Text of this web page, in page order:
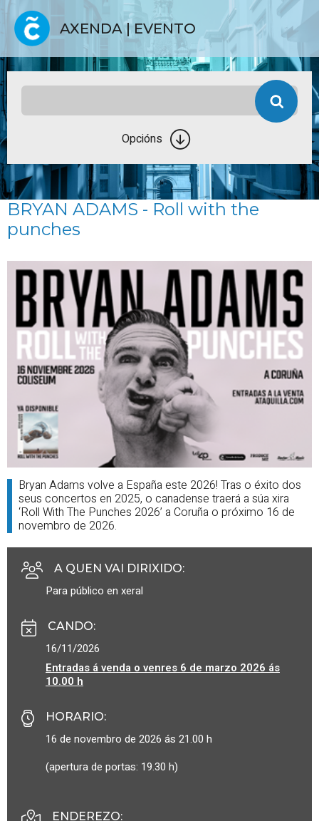
AXENDA | EVENTO
Opcións
BRYAN ADAMS - Roll with the
punches
Bryan Adams volve a España este 2026! Tras o éxito dos
seus concertos en 2025, o canadense traerá a súa xira
‘Roll With The Punches 2026’ a Coruña o próximo 16 de
novembro de 2026.
A QUEN VAI DIRIXIDO:
Para público en xeral
CANDO:
16/11/2026
Entradas á venda o venres 6 de marzo 2026 ás
10.00 h
HORARIO:
16 de novembro de 2026 ás 21.00 h
(apertura de portas: 19.30 h)
ENDEREZO: